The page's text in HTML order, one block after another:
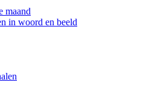
maand
in woord en beeld